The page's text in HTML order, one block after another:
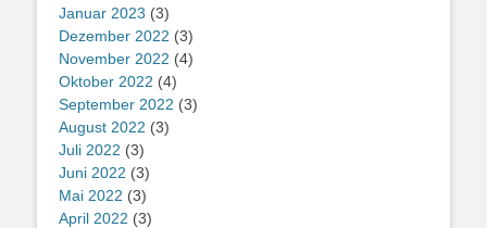
Januar 2023 (3)
Dezember 2022 (3)
November 2022 (4)
Oktober 2022 (4)
September 2022 (3)
August 2022 (3)
Juli 2022 (3)
Juni 2022 (3)
Mai 2022 (3)
April 2022 (3)